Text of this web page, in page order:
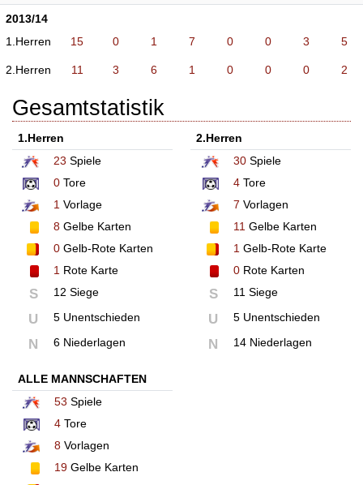
2013/14
1.Herren
15 0 1 7 0 0 3 5
2.Herren 11 3 6 1 0 0 0 2
Gesamtstatistik
1.Herren
23 Spiele
0 Tore
1 Vorlage
8 Gelbe Karten
0 Gelb-Rote Karten
1 Rote Karte
S 12 Siege
U 5 Unentschieden
N 6 Niederlagen
2.Herren
30Spiele
4Tore
7 Vorlagen
11Gelbe Karten
1Gelb-Rote Karte
0Rote Karten
S 11 Siege
U 5 Unentschieden
N 14 Niederlagen
ALLE MANNSCHAFTEN
53 Spiele
4 Tore
8 Vorlagen
19 Gelbe Karten